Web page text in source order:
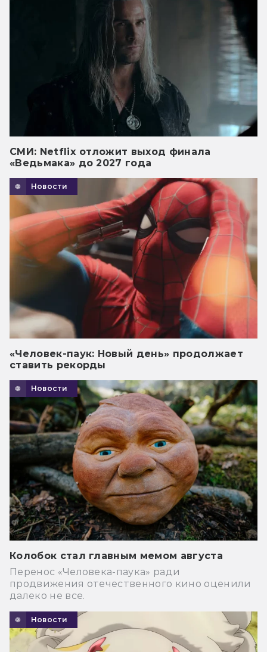
СМИ: Netflix отложит выход финала
«Ведьмака» до 2027 года
Новости
«Человек-паук: Новый день» продолжает
ставить рекорды
Новости
Колобок стал главным мемом августа
Перенос «Человека-паука» ради
продвижения отечественного кино оценили
далеко не все.
Новости